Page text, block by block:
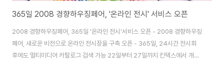
365일 2008 경향하우징페어, '온라인 전시' 서비스 오픈
2008 경향하우징페어, 365일 '온라인 전시'서비스 오픈 - 2008 경향하우징
페어, 새로운 비전으로 온라인 전시장을 구축 오픈 - 365일, 24시간 전시회
후에도 멀티미디어 카탈로그 검색 가능 22일부터 27일까지 킨텍스에서 개최